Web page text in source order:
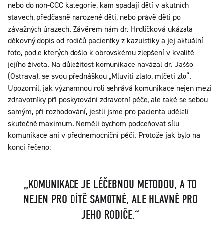
nebo do non-CCC kategorie, kam spadají dětí v akutních
stavech, předčasně narozené děti, nebo právě děti po
závažných úrazech. Závěrem nám dr. Hrdličková ukázala
děkovný dopis od rodičů pacientky z kazuistiky a jej aktuální
foto, podle kterých došlo k obrovskému zlepšení v kvalitě
jejího života. Na důležitost komunikace navázal dr. Jaššo
(Ostrava), se svou přednáškou „Mluviti zlato, mlčeti zlo“.
Upozornil, jak významnou roli sehrává komunikace nejen mezi
zdravotníky při poskytování zdravotní péče, ale také se sebou
samým, při rozhodování, jestli jsme pro pacienta udělali
skutečně maximum. Neměli bychom podceňovat sílu
komunikace ani v přednemocniční péči. Protože jak bylo na
konci řečeno:
„KOMUNIKACE JE LÉČEBNOU METODOU, A TO
NEJEN PRO DÍTĚ SAMOTNÉ, ALE HLAVNĚ PRO
JEHO RODIČE.“